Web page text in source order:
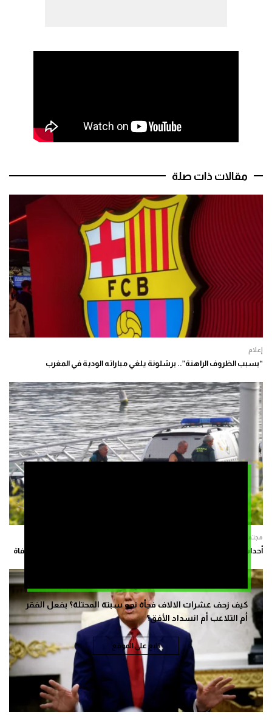
كيف زحف عشرات الالاف فجأة نحو سبتة المحتلة؟ بفعل الفقر
أم التلاعب أم انسداد الأفق؟
تابع على الموقع
مقالات ذات صلة
إعلام
“بسبب الظروف الراهنة”.. برشلونة يلغي مباراته الودية في المغرب
مجتمع
أحداث سبتة المحتلة.. السلطات الإسبانية تسجل ارتفاع الحصيلة إلى 80 وفاة